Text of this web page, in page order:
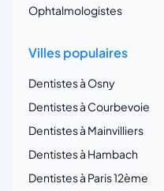
Ophtalmologistes
Villes populaires
Dentistes à Osny
Dentistes à Courbevoie
Dentistes à Mainvilliers
Dentistes à Hambach
Dentistes à Paris 12ème